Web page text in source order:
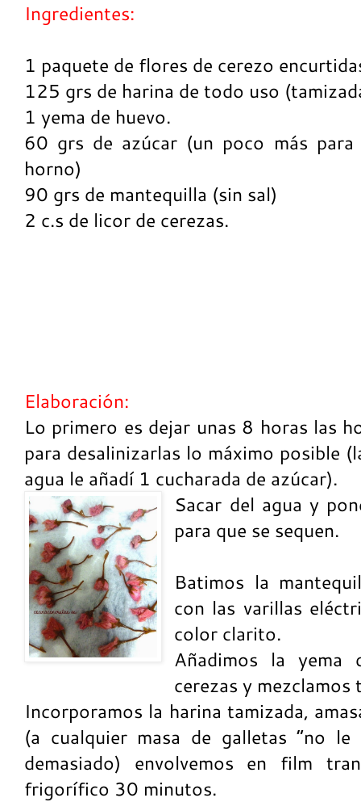
Ingredientes:
1 paquete de flores de cerezo
125 grs de harina de todo uso
1 yema de huevo.
60 grs de azúcar (un poco más para
horno)
90 grs de mantequilla (sin sal)
2 c.s de licor de cerezas.
Elaboración:
Lo primero es dejar unas 8 horas las
para desalinizarlas lo máximo posible
agua le añadí 1 cucharada de azúcar).
Sacar del agua y
para que se sequen.
Batimos la
con las varillas
color clarito.
Añadimos la
cerezas y mezclamos
Incorporamos la harina tamizada,
(a cualquier masa de galletas “no le
demasiado) envolvemos en film
frigorífico 30 minutos.